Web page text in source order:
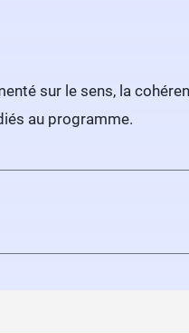
sur le sens, la
au programme.